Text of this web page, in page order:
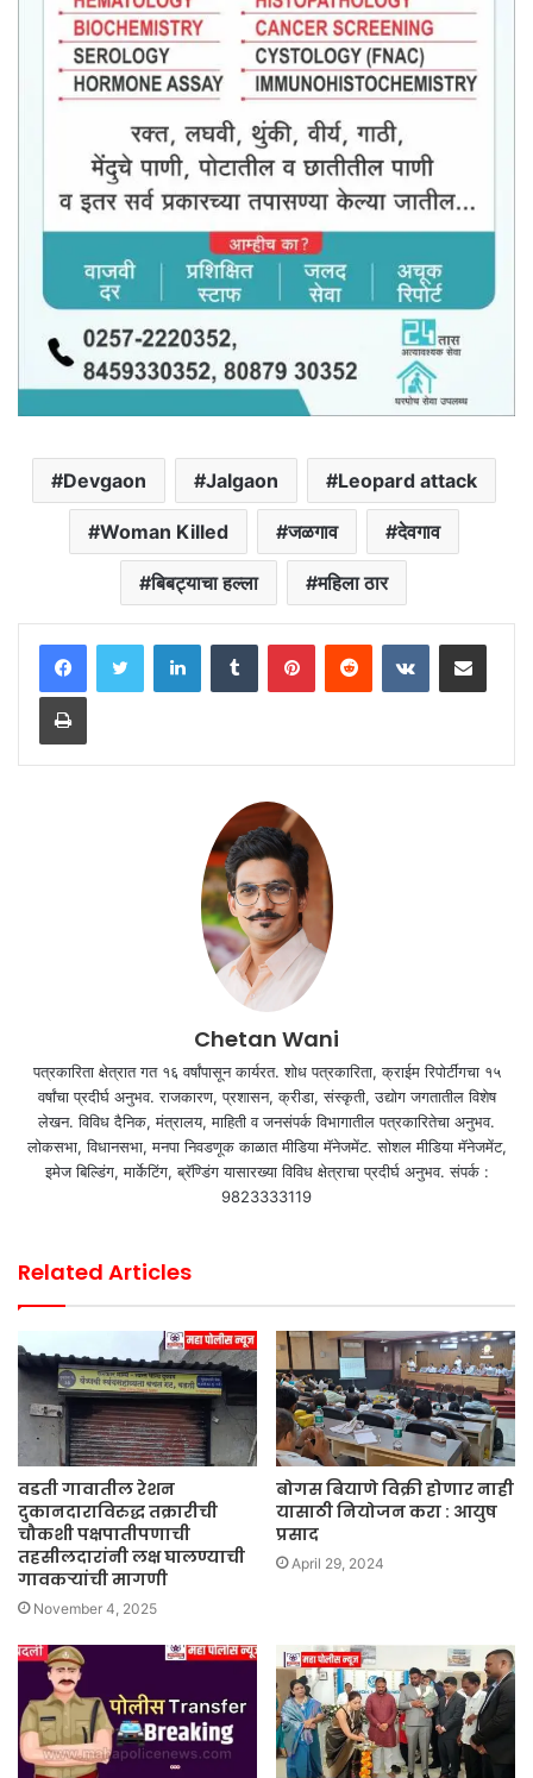
Devgaon Jalgaon Leopard attack
Woman Killed जळगाव देवगाव
बिबट्याचा हल्ला महिला ठार
LinkedInTumblr PinterestReddit VKontakteShare via Email
Print
Chetan Wani
पत्रकारिता क्षेत्रात गत १६ वर्षांपासून कार्यरत. शोध पत्रकारिता, क्राईम रिपोर्टींगचा १५
वर्षांचा प्रदीर्घ अनुभव. राजकारण, प्रशासन, क्रीडा, संस्कृती, उद्योग जगतातील विशेष
लेखन. विविध दैनिक, मंत्रालय, माहिती व जनसंपर्क विभागातील पत्रकारितेचा अनुभव.
लोकसभा, विधानसभा, मनपा निवडणूक काळात मीडिया मॅनेजमेंट. सोशल मीडिया मॅनेजमेंट,
इमेज बिल्डिंग, मार्केटिंग, ब्रॅण्डिंग यासारख्या विविध क्षेत्राचा प्रदीर्घ अनुभव. संपर्क :
9823333119
Related Articles
वडती गावातील रेशन
दुकानदाराविरुद्ध तक्रारीची
चौकशी पक्षपातीपणाची
तहसीलदारांनी लक्ष घालण्याची
गावकऱ्यांची मागणी
November 4, 2025
बोगस बियाणे विक्री होणार नाही
यासाठी नियोजन करा : आयुष
प्रसाद
April 29, 2024